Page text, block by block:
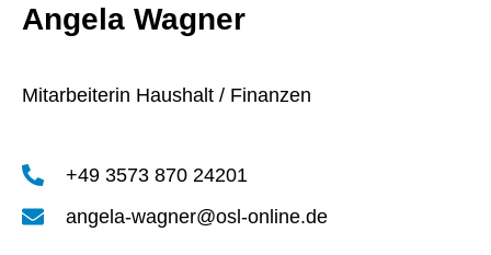
Angela Wagner
Mitarbeiterin Haushalt / Finanzen
+49 3573 870 24201
angela-wagner@osl-online.de